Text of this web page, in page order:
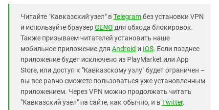
Читайте "Кавказский узел" вTelegramбез установки VPN
и используйте браузерCENO для обхода блокировок.
Также призываем читателей установить наше
мобильное приложение для Android и IOS. Если позднее
приложение будет исключено из PlayMarket или App
Store, или доступ к "Кавказскому узлу" будет ограничен –
вы все равно сможете пользоваться уже установленным
приложением. Через VPN можно продолжать читать
"Кавказский узел" на сайте, как обычно, и вTwitter.